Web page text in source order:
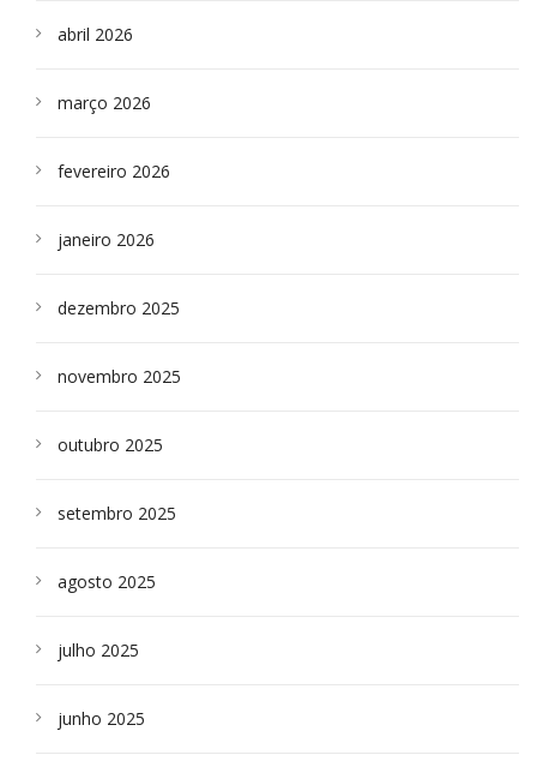
abril 2026
março 2026
fevereiro 2026
janeiro 2026
dezembro 2025
novembro 2025
outubro 2025
setembro 2025
agosto 2025
julho 2025
junho 2025